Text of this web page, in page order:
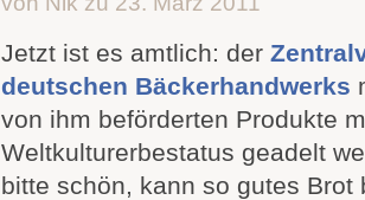
Jetzt ist es amtlich: der
deutschen Bäckerhandwerks
von ihm beförderten Produkte
Weltkulturerbestatus geadelt
bitte schön, kann so gutes Brot